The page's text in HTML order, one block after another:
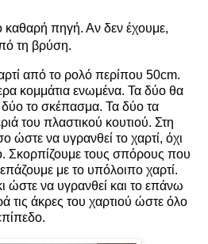
πηγή. Αν δεν έχουμε,
τη βρύση.
από το ρολό περίπου 50cm.
κομμάτια ενωμένα. Τα δύο θα
δύο το σκέπασμα. Τα δύο τα
του πλαστικού κουτιού. Στη
ώστε να υγρανθεί το χαρτί, όχι
Σκορπίζουμε τους σπόρους που
με το υπόλοιπο χαρτί.
ώστε να υγρανθεί και το επάνω
τις άκρες του χαρτιού ώστε όλο